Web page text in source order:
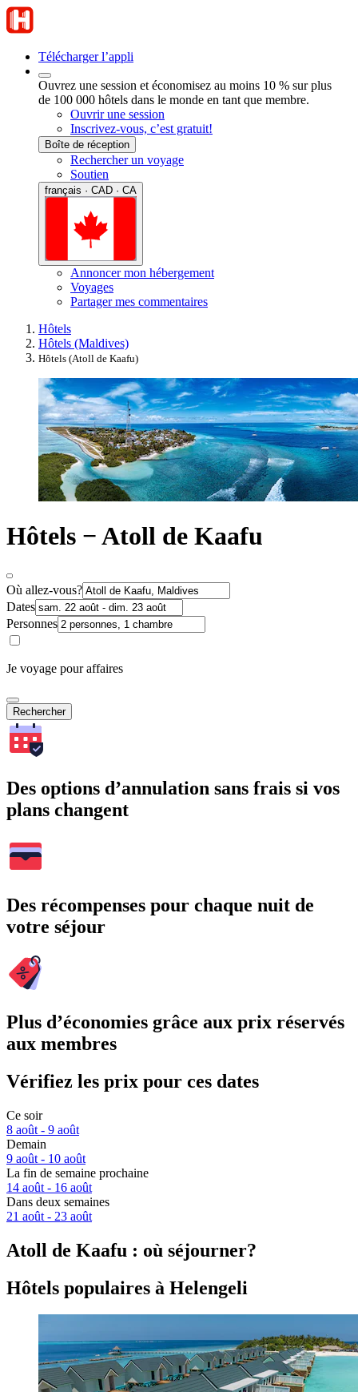
Télécharger l’appli
Ouvrez une session et économisez au moins 10 % sur plus
de 100 000 hôtels dans le monde en tant que membre.
Ouvrir une session
Inscrivez-vous, c’est gratuit!
Boîte de réception
Rechercher un voyage
Soutien
français · CAD · CA
Annoncer mon hébergement
Voyages
Partager mes commentaires
Hôtels
Hôtels (Maldives)
Hôtels (Atoll de Kaafu)
Hôtels − Atoll de Kaafu
Où allez-vous?
Dates
Personnes
Je voyage pour affaires
Rechercher
Des options d’annulation sans frais si vos
plans changent
Des récompenses pour chaque nuit de
votre séjour
Plus d’économies grâce aux prix réservés
aux membres
Vérifiez les prix pour ces dates
Ce soir
8 août - 9 août
Demain
9 août - 10 août
La fin de semaine prochaine
14 août - 16 août
Dans deux semaines
21 août - 23 août
Atoll de Kaafu : où séjourner?
Hôtels populaires à Helengeli